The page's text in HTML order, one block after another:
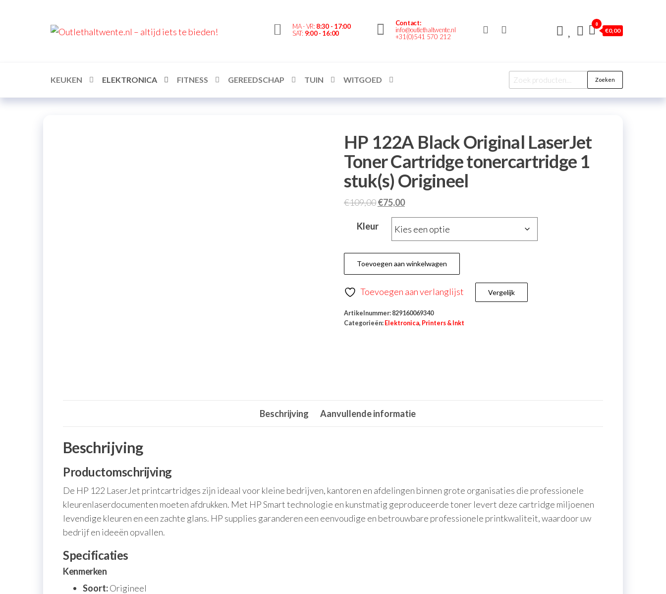
Outlethaltwente.nl
MA - VR: 8:30 - 17:00
SAT: 9:00 - 16:00
Contact:
info@outlethaltwente.nl
+31(0)541 570 212
0
€0,00
KEUKEN ELEKTRONICA FITNESS GEREEDSCHAP TUIN WITGOED Zoeken
HP 122A Black Original LaserJet
Toner Cartridge tonercartridge 1
stuk(s) Origineel
€109,00€75,00
Kleur
Toevoegen aan winkelwagen
Toevoegen aan verlanglijst Vergelijk
Artikelnummer: 829160069340
Categorieën: Elektronica, Printers & Inkt
Beschrijving Aanvullende informatie
Beschrijving
Productomschrijving
De HP 122 LaserJet printcartridges zijn ideaal voor kleine bedrijven, kantoren en afdelingen binnen grote organisaties die professionele
kleurenlaserdocumenten moeten afdrukken. Met HP Smart technologie en kunstmatig geproduceerde toner levert deze cartridge miljoenen
levendige kleuren en een zachte glans. HP supplies garanderen een eenvoudige en betrouwbare professionele printkwaliteit, waardoor uw
bedrijf en ideeën opvallen.
Specificaties
Kenmerken
Soort:Origineel